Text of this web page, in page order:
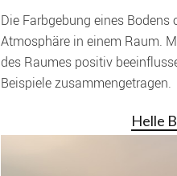
Die Farbgebung eines
Atmosphäre in einem Raum.
des Raumes positiv
Beispiele zusammengetragen.
Helle